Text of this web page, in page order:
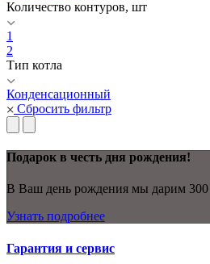
Количество контуров, шт
1
2
Тип котла
Конденсационный
Сбросить фильтр
Подарок в честь дня рождения!
В Ваш день рождения мы дарим 300
Узнать подробнее
Гарантия и сервис